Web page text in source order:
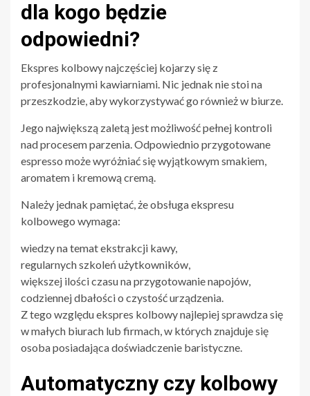
dla kogo będzie
odpowiedni?
Ekspres kolbowy najczęściej kojarzy się z
profesjonalnymi kawiarniami. Nic jednak nie stoi na
przeszkodzie, aby wykorzystywać go również w biurze.
Jego największą zaletą jest możliwość pełnej kontroli
nad procesem parzenia. Odpowiednio przygotowane
espresso może wyróżniać się wyjątkowym smakiem,
aromatem i kremową cremą.
Należy jednak pamiętać, że obsługa ekspresu
kolbowego wymaga:
wiedzy na temat ekstrakcji kawy,
regularnych szkoleń użytkowników,
większej ilości czasu na przygotowanie napojów,
codziennej dbałości o czystość urządzenia.
Z tego względu ekspres kolbowy najlepiej sprawdza się
w małych biurach lub firmach, w których znajduje się
osoba posiadająca doświadczenie baristyczne.
Automatyczny czy kolbowy